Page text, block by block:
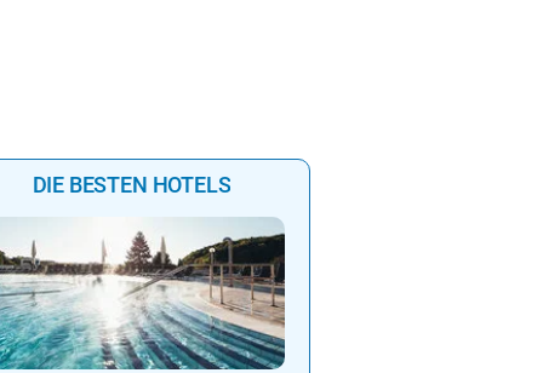
DIE BESTEN HOTELS